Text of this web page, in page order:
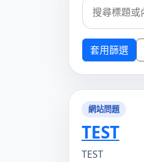
套用篩選
網站問題
TEST
TEST